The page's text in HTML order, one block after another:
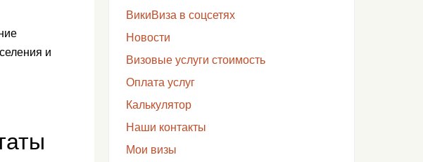
и
ВикиВиза в соцсетях
Новости
Визовые услуги стоимость
Оплата услуг
Калькулятор
Наши контакты
Мои визы